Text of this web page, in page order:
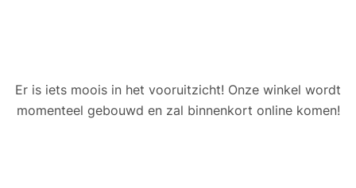
Er is iets moois in het vooruitzicht! Onze winkel wordt
momenteel gebouwd en zal binnenkort online komen!